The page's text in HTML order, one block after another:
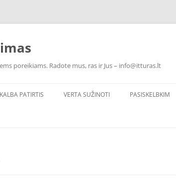
poreikiams. Radote mus, ras ir Jus – info@itturas.lt
KALBA PATIRTIS VERTA SUŽINOTI PASISKELBKIM